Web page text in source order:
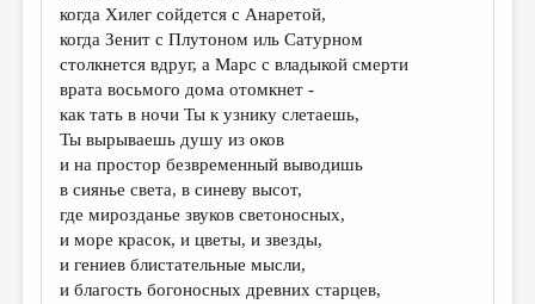
ТРЕДИАКОВСКИЙ
МЕДИА
ВКОНТАКТЕ
когда Хилег сойдется с Анаретой,
когда Зенит с Плутоном иль Сатурном
столкнется вдруг, а Марс с владыкой смерти
врата восьмого дома отомкнет -
как тать в ночи Ты к узнику слетаешь,
Ты вырываешь душу из оков
и на простор безвременный выводишь
в сиянье света, в синеву высот,
где мирозданье звуков светоносных,
и море красок, и цветы, и звезды,
и гениев блистательные мысли,
и благость богоносных древних старцев,